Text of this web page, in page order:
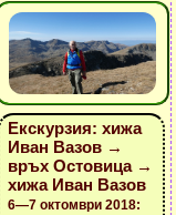
Екскурзия: хижа
Иван Вазов →
връх Остовица →
хижа Иван Вазов
6—7 октомври 2018: